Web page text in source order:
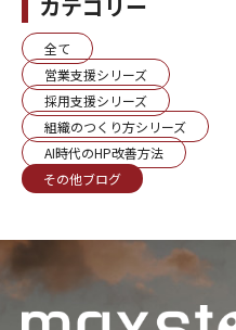
カテゴリー
全て
営業支援シリーズ
採用支援シリーズ
組織のつくり方シリーズ
AI時代のHP改善方法
その他ブログ